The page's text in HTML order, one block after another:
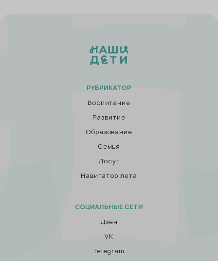
РУБРИКАТОР
Воспитание
Развитие
Образование
Семья
Досуг
Навигатор лета
СОЦИАЛЬНЫЕ СЕТИ
Дзен
VK
Telegram